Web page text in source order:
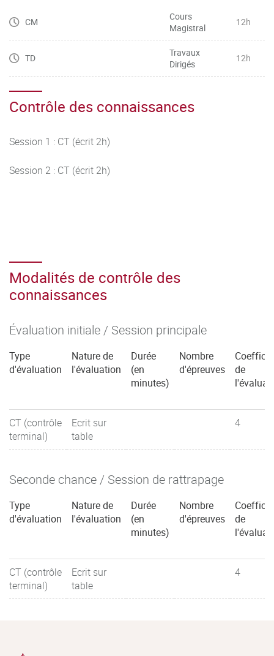
CM
Cours
Magistral
12h
TD
Travaux
Dirigés
12h
Contrôle des connaissances
Session 1 : CT (écrit 2h)
Session 2 : CT (écrit 2h)
Modalités de contrôle des
connaissances
Évaluation initiale / Session principale
Type
d'évaluation
Nature de
l'évaluation
Durée
(en
minutes)
Nombre
d'épreuves
de
CT (contrôle
terminal)
Ecrit sur
table
4
Seconde chance / Session de rattrapage
Type
d'évaluation
Nature de
l'évaluation
Durée
(en
minutes)
Nombre
d'épreuves
de
CT (contrôle
terminal)
Ecrit sur
table
4